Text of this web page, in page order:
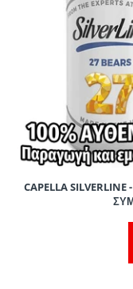
CAPELLA